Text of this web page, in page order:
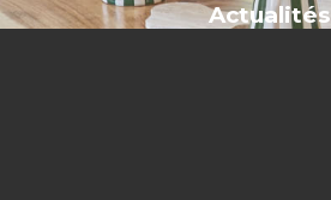
Actualités